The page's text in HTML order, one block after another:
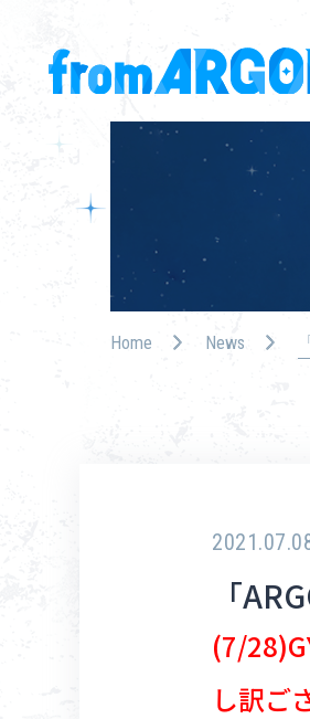
Home News
「
(7/
し訳ご